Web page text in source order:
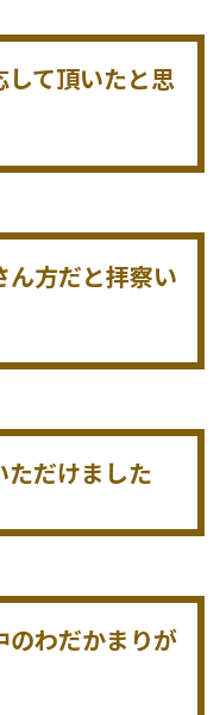
て頂いたと思
ん方だと拝察い
だけました
のわだかまりが